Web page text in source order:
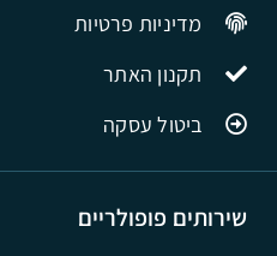
שירותים פופולריים
מדיניות פרטיות
תקנון האתר
ביטול עסקה